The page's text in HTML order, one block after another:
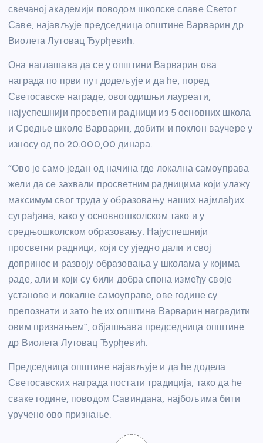
свечаној академији поводом школске славе Светог
Саве, најављује председница општине Варварин др
Виолета Лутовац Ђурђевић.
Она наглашава да се у општини Варварин ова
награда по први пут додељује и да ће, поред
Светосавске награде, овогодишњи лауреати,
најуспешнији просветни радници из 5 основних школа
и Средње школе Варварин, добити и поклон ваучере у
износу од по 20.000,00 динара.
“Ово је само један од начина где локална самоуправа
жели да се захвали просветним радницима који улажу
максимум свог труда у образовању наших најмлађих
суграђана, како у основношколском тако и у
средњошколском образовању. Најуспешнији
просветни радници, који су уједно дали и свој
допринос и развоју образовања у школама у којима
раде, али и који су били добра спона између своје
установе и локалне самоуправе, ове године су
препознати и зато ће их општина Варварин наградити
овим признањем”, објашњава председница општине
др Виолета Лутовац Ђурђевић.
Председница општине најављује и да ће додела
Светосавских награда постати традиција, тако да ће
сваке године, поводом Савиндана, најбољима бити
уручено ово признање.